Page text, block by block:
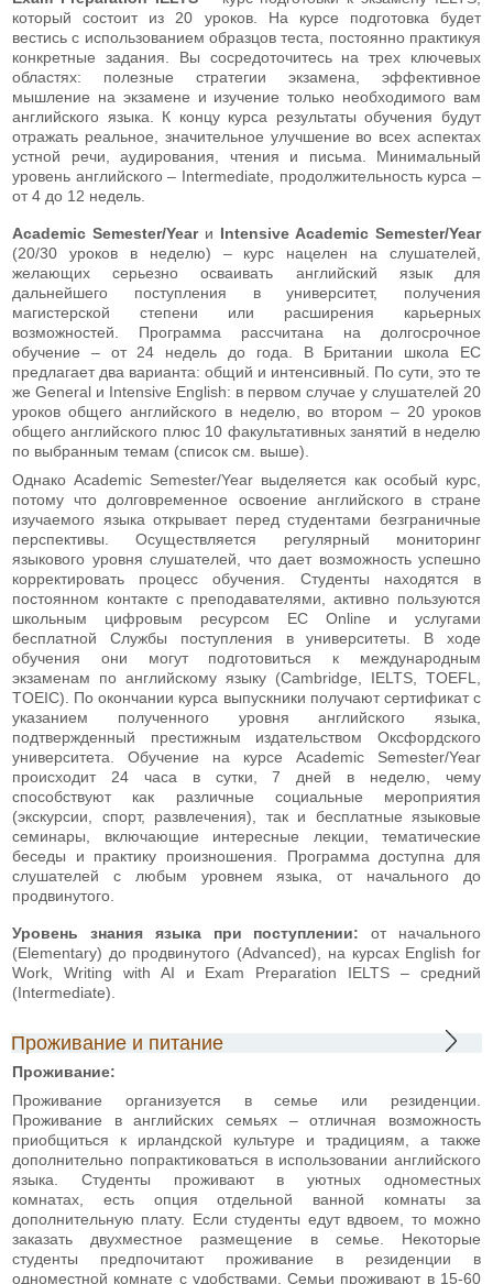
который состоит из 20 уроков. На курсе подготовка будет
вестись с использованием образцов теста, постоянно практикуя
конкретные задания. Вы сосредоточитесь на трех ключевых
областях: полезные стратегии экзамена, эффективное
мышление на экзамене и изучение только необходимого вам
английского языка. К концу курса результаты обучения будут
отражать реальное, значительное улучшение во всех аспектах
устной речи, аудирования, чтения и письма. Минимальный
уровень английского – Intermediate, продолжительность курса –
от 4 до 12 недель.
Academic Semester/Yearи Intensive Academic Semester/Year
(20/30 уроков в неделю) – курс нацелен на слушателей,
желающих серьезно осваивать английский язык для
дальнейшего поступления в университет, получения
магистерской степени или расширения карьерных
возможностей. Программа рассчитана на долгосрочное
обучение – от 24 недель до года. В Британии школа ЕС
предлагает два варианта: общий и интенсивный. По сути, это те
же General и Intensive English: в первом случае у слушателей 20
уроков общего английского в неделю, во втором – 20 уроков
общего английского плюс 10 факультативных занятий в неделю
по выбранным темам (список см. выше).
Однако Academic Semester/Year выделяется как особый курс,
потому что долговременное освоение английского в стране
изучаемого языка открывает перед студентами безграничные
перспективы. Осуществляется регулярный мониторинг
языкового уровня слушателей, что дает возможность успешно
корректировать процесс обучения. Студенты находятся в
постоянном контакте с преподавателями, активно пользуются
школьным цифровым ресурсом EC Online и услугами
бесплатной Службы поступления в университеты. В ходе
обучения они могут подготовиться к международным
экзаменам по английскому языку (Cambridge, IELTS, TOEFL,
TOEIC). По окончании курса выпускники получают сертификат с
указанием полученного уровня английского языка,
подтвержденный престижным издательством Оксфордского
университета. Обучение на курсе Academic Semester/Year
происходит 24 часа в сутки, 7 дней в неделю, чему
способствуют как различные социальные мероприятия
(экскурсии, спорт, развлечения), так и бесплатные языковые
семинары, включающие интересные лекции, тематические
беседы и практику произношения. Программа доступна для
слушателей с любым уровнем языка, от начального до
продвинутого.
Уровень знания языка при поступлении: от начального
(Elementary) до продвинутого (Advanced), на курсах English for
Work, Writing with AI и Exam Preparation IELTS – средний
(Intermediate).
Проживание и питание
Проживание:
Проживание организуется в семье или резиденции.
Проживание в английских семьях – отличная возможность
приобщиться к ирландской культуре и традициям, а также
дополнительно попрактиковаться в использовании английского
языка. Студенты проживают в уютных одноместных
комнатах, есть опция отдельной ванной комнаты за
дополнительную плату. Если студенты едут вдвоем, то можно
заказать двухместное размещение в семье. Некоторые
студенты предпочитают проживание в резиденции в
одноместной комнате с удобствами. Семьи проживают в 15-60